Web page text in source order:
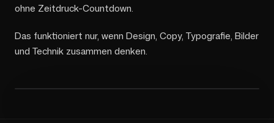
ohne Zeitdruck-Countdown.
Das funktioniert nur, wenn Design, Copy, Typografie, Bilder
und Technik zusammen denken.